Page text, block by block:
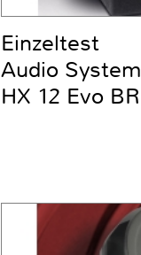
Einzeltest
Audio System
HX 12 Evo BR